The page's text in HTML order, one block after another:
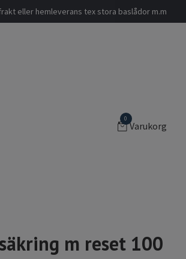
eller hemleverans tex stora baslådor m.m
0
Varukorg
m reset 100